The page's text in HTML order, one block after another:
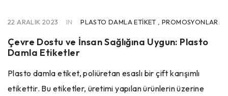
22 ARALIK 2023 IN PLASTO DAMLA ETIKET ,PROMOSYONLAR
Çevre Dostu ve İnsan Sağlığına Uygun: Plasto
Damla Etiketler
Plasto damla etiket, poliüretan esaslı bir çift karışımlı
etikettir. Bu etiketler, üretimi yapılan ürünlerin üzerine